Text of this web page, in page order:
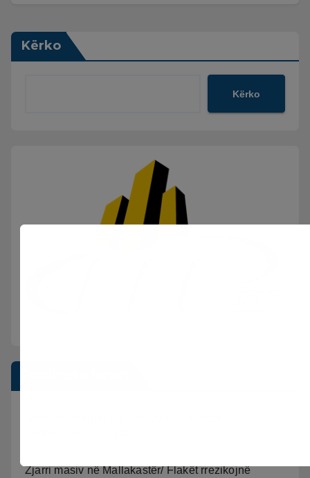
Kërko
Kërko
Zjarri masiv në Mallakastër/ Flakët rrezikojnë